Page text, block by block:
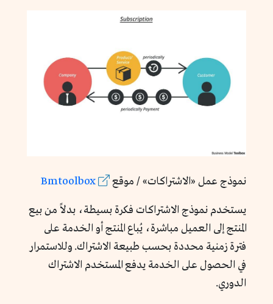
نموذج عمل «الاشتراكات» / موقع Bmtoolbox
يستخدم نموذج الاشتراكات فكرة بسيطة، بدلاً من بيع
المنتج إلى العميل مباشرة، يُباع المنتج أو الخدمة على
فترة زمنية محددة بحسب طبيعة الاشتراك. وللاستمرار
في الحصول على الخدمة يدفع المستخدم الاشتراك
الدوري.